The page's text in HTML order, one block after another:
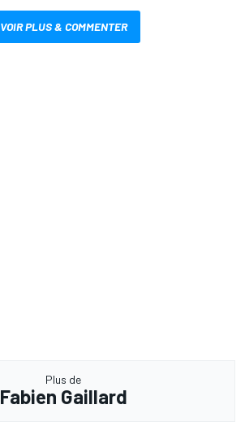
VOIR PLUS & COMMENTER
Plus de
Fabien Gaillard